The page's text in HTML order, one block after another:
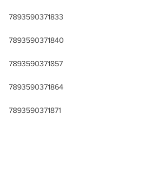
7893590371833
7893590371840
7893590371857
7893590371864
7893590371871